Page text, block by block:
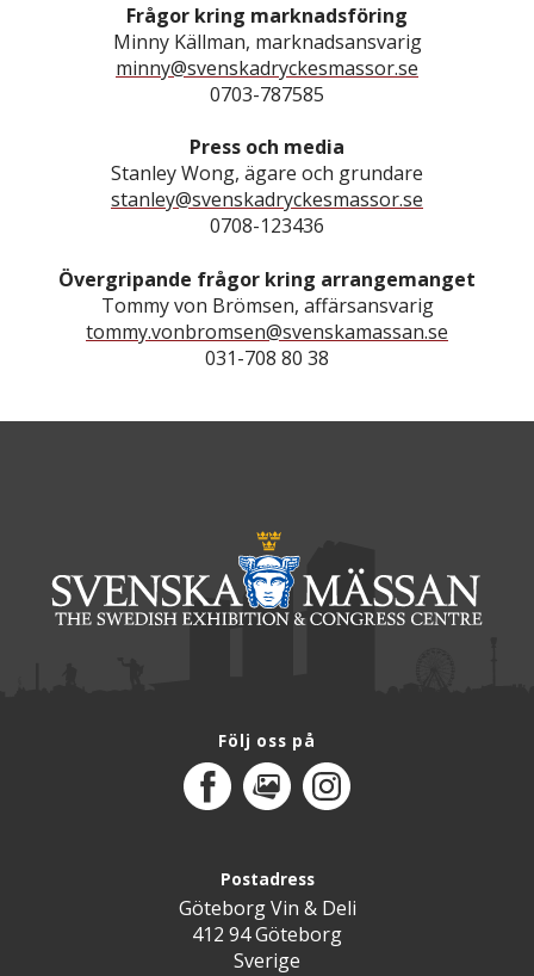
Frågor kring marknadsföring
Minny Källman, marknadsansvarig
minny@svenskadryckesmassor.se
0703-787585
Press och media
Stanley Wong, ägare och grundare
stanley@svenskadryckesmassor.se
0708-123436
Övergripande frågor kring arrangemanget
Tommy von Brömsen, affärsansvarig
tommy.vonbromsen@svenskamassan.se
031-708 80 38
Följ oss på
FacebookMediaPortal
Instagram
Postadress
Göteborg Vin & Deli
412 94 Göteborg
Sverige